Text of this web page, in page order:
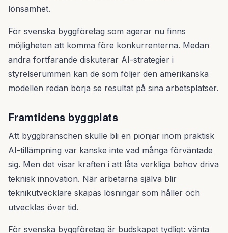
lönsamhet.
För svenska byggföretag som agerar nu finns
möjligheten att komma före konkurrenterna. Medan
andra fortfarande diskuterar AI-strategier i
styrelserummen kan de som följer den amerikanska
modellen redan börja se resultat på sina arbetsplatser.
Framtidens byggplats
Att byggbranschen skulle bli en pionjär inom praktisk
AI-tillämpning var kanske inte vad många förväntade
sig. Men det visar kraften i att låta verkliga behov driva
teknisk innovation. När arbetarna själva blir
teknikutvecklare skapas lösningar som håller och
utvecklas över tid.
För svenska byggföretag är budskapet tydligt: vänta